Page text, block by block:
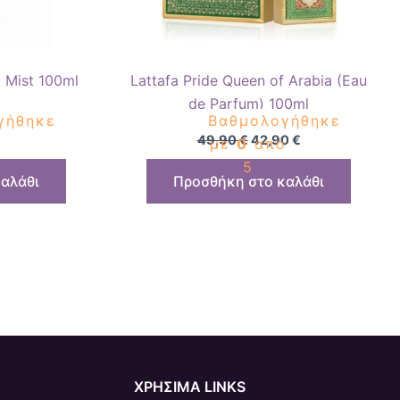
Mist 100ml
Lattafa Pride Queen of Arabia (Eau
de Parfum) 100ml
Βαθμολογήθηκε
με0από
5
49,90€ 42,90€
Προσθήκη στο καλάθι
ΧΡΗΣΙΜΑ LINKS